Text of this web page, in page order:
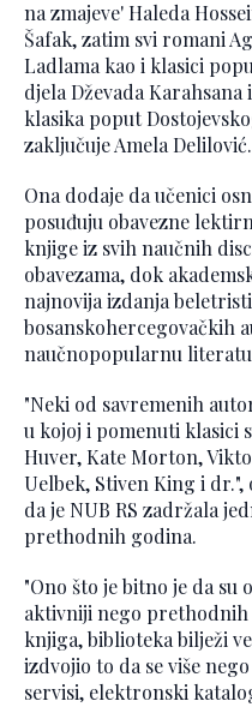
na zmajeve' Haleda
Šafak, zatim svi romani
Ladlama kao i klasici
djela Dževada Karahsana
klasika poput
zaključuje Amela Delilović.
Ona dodaje da učenici
posuđuju obavezne
knjige iz svih naučnih
obavezama, dok
najnovija izdanja
bosanskohercegovačkih
naučnopopularnu
"Neki od savremenih
u kojoj i pomenuti klasici
Huver, Kate Morton,
Uelbek, Stiven King i dr.",
da je NUB RS zadržala
prethodnih godina.
"Ono što je bitno je da su
aktivniji nego prethodnih
knjiga, biblioteka bilježi
izdvojio to da se više
servisi, elektronski